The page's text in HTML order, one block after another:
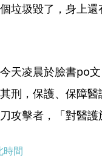
垃圾毀了，身上
天凌晨於臉書po
刑，保護、保障
攻擊者，「對醫護
間